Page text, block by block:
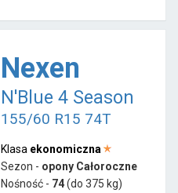
Nexen
N'Blue 4 Season
155/60 R15 74T
Klasa ekonomiczna
Sezon - opony Całoroczne
Nośność - 74(do 375 kg)